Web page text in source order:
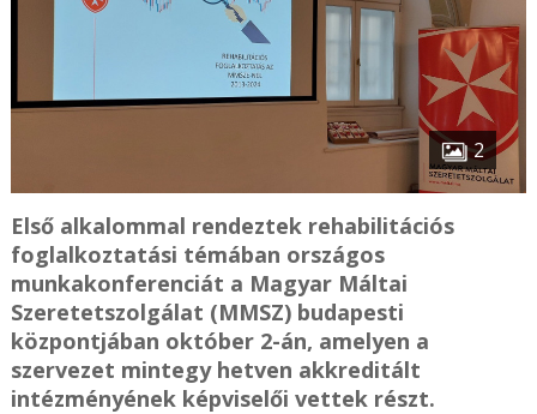
2
Első alkalommal rendeztek rehabilitációs
foglalkoztatási témában országos
munkakonferenciát a Magyar Máltai
Szeretetszolgálat (MMSZ) budapesti
központjában október 2-án, amelyen a
szervezet mintegy hetven akkreditált
intézményének képviselői vettek részt.